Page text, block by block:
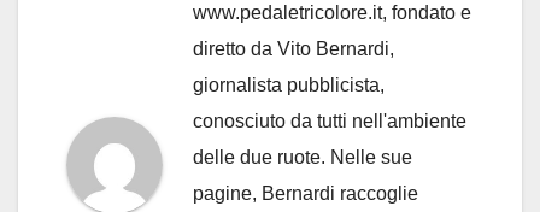
www.pedaletricolore.it, fondato e
diretto da Vito Bernardi,
giornalista pubblicista,
conosciuto da tutti nell'ambiente
delle due ruote. Nelle sue
pagine, Bernardi raccoglie